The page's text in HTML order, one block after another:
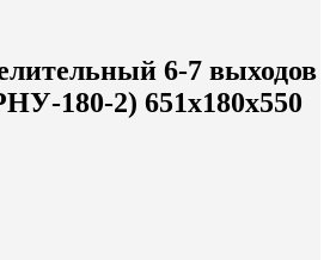
6-7 выходов
180-2) 651х180х550